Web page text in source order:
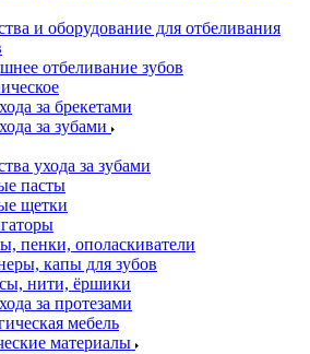
и оборудование для отбеливания
отбеливание зубов
за брекетами
за зубами
ухода за зубами
пасты
щетки
пенки, ополаскиватели
капы для зубов
нити, ёршики
за протезами
мебель
материалы